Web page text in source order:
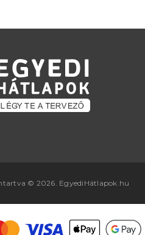
© 2026. EgyediHátlapok.hu